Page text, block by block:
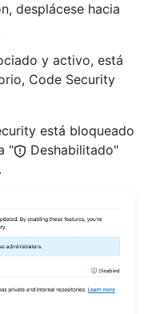
desplácese hacia
y activo, está
Code Security
está bloqueado
"
Deshabilitado"
.